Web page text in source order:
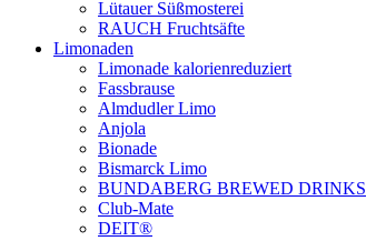
Lütauer Süßmosterei
RAUCH Fruchtsäfte
Limonaden
Limonade kalorienreduziert
Fassbrause
Almdudler Limo
Anjola
Bionade
Bismarck Limo
BUNDABERG BREWED DRINKS
Club-Mate
DEIT®